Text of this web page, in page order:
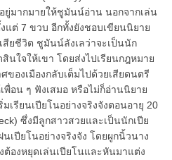
ยู่มากมายให้ชูมันน์อ่าน นอกจากเล่น
แต่ 7 ขวบ อีกทั้งยังชอบเขียนนิยาย
ยชีวิต ชูมันน์ลังเลว่าจะเป็นนัก
ใจให้เขา โดยส่งไปเรียนกฎหมาย
ของเมืองกลับเต็มไปด้วยเสียดนตรี
พื่อน ๆ ฟังเสมอ หรือไม่ก็อ่านนิยาย
มเรียนเปียโนอย่างจริงจังตอนอายุ 20
ซึ่งมีลูกสาวสวยและเป็นนักเปีย
ปียโนอย่างจริงจัง โดยผูกนิ้วนาง
องหยุดเล่นเปียโนและหันมาแต่ง